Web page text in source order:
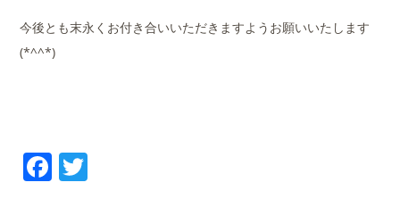
今後とも末永くお付き合いいただきますようお願いいたします
(*^^*)
Facebook